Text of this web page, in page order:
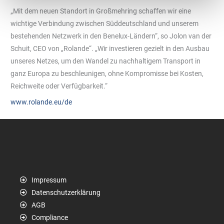
„Mit dem neuen Standort in Großmehring schaffen wir eine
wichtige Verbindung zwischen Süddeutschland und unserem
bestehenden Netzwerk in den Benelux-Ländern“, so Jolon van der
Schuit, CEO von „Rolande“. „Wir investieren gezielt in den Ausbau
unseres Netzes, um den Wandel zu nachhaltigem Transport in
ganz Europa zu beschleunigen, ohne Kompromisse bei Kosten,
Reichweite oder Verfügbarkeit.“
www.rolande.eu/de
Impressum
Datenschutzerklärung
AGB
Compliance